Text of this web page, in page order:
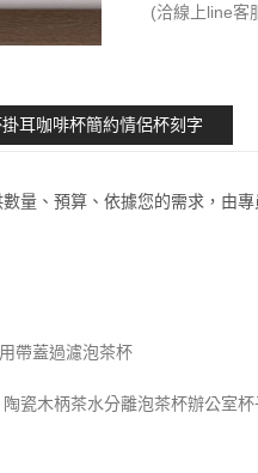
(洽線上line客
耳咖啡杯簡約情侶杯刻字
量、預算、依據您的需求，由
帶蓋過濾泡茶杯
瓷木柄茶水分離泡茶杯辦公室